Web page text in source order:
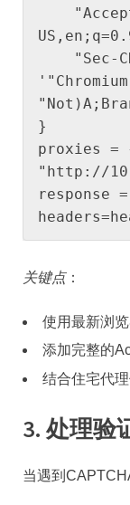
}
proxies
"http://
response
关键点：
使用最新浏
添加完整的
结合住宅代
​3. 处理验
当遇到